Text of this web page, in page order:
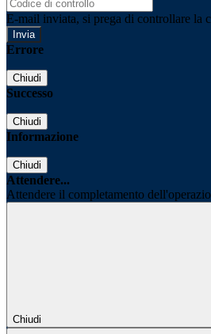
E-mail inviata, si prega di controllare la
Errore
Chiudi
Successo
Chiudi
Informazione
Chiudi
Attendere...
Attendere il completamento
Chiudi